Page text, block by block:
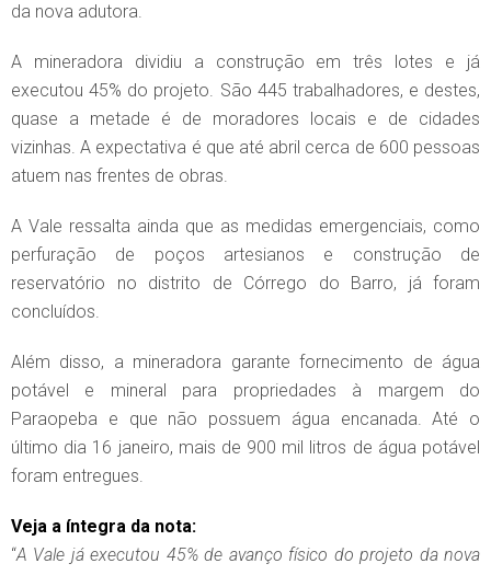
da nova adutora.
A mineradora dividiu a construção em três lotes e já
executou 45% do projeto. São 445 trabalhadores, e destes,
quase a metade é de moradores locais e de cidades
vizinhas. A expectativa é que até abril cerca de 600 pessoas
atuem nas frentes de obras.
A Vale ressalta ainda que as medidas emergenciais, como
perfuração de poços artesianos e construção de
reservatório no distrito de Córrego do Barro, já foram
concluídos.
Além disso, a mineradora garante fornecimento de água
potável e mineral para propriedades à margem do
Paraopeba e que não possuem água encanada. Até o
último dia 16 janeiro, mais de 900 mil litros de água potável
foram entregues.
Veja a íntegra da nota:
“A Vale já executou 45% de avanço físico do projeto da nova